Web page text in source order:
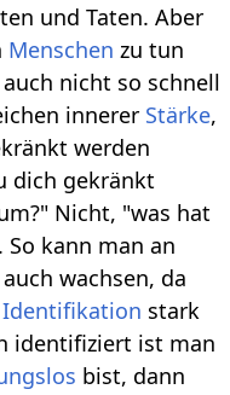
und Taten. Aber
Menschen zu tun
nicht so schnell
innerer Stärke,
werden
dich gekränkt
Nicht, "was hat
kann man an
wachsen, da
Identifikation stark
identifiziert ist man
bist, dann